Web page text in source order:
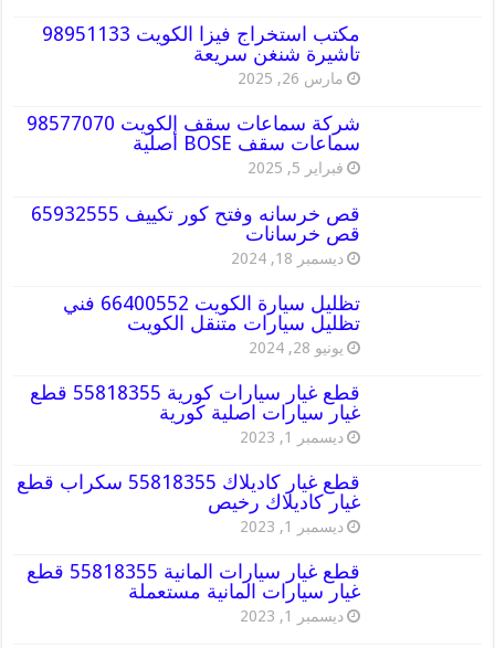
مكتب استخراج فيزا الكويت 98951133
تاشيرة شنغن سريعة
مارس 26, 2025
شركة سماعات سقف الكويت 98577070
سماعات سقف BOSE أصلية
فبراير 5, 2025
قص خرسانه وفتح كور تكييف 65932555
قص خرسانات
ديسمبر 18, 2024
تظليل سيارة الكويت 66400552 فني
تظليل سيارات متنقل الكويت
يونيو 28, 2024
قطع غيار سيارات كورية 55818355 قطع
غيار سيارات اصلية كورية
ديسمبر 1, 2023
قطع غيار كاديلاك 55818355 سكراب قطع
غيار كاديلاك رخيص
ديسمبر 1, 2023
قطع غيار سيارات المانية 55818355 قطع
غيار سيارات المانية مستعملة
ديسمبر 1, 2023